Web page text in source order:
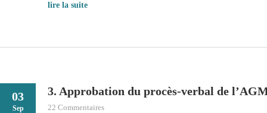
lire la suite
03
Sep
3. Approbation du procès-verbal de
22 Commentaires